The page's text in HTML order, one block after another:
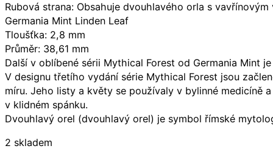
Rubová strana: Obsahuje dvouhlavého orla s vavřínovým
Germania Mint Linden Leaf
Tloušťka: 2,8 mm
Průměr: 38,61 mm
Další v oblíbené sérii Mythical Forest od Germania Mint
V designu třetího vydání série Mythical Forest jsou
míru. Jeho listy a květy se používaly v bylinné
v klidném spánku.
Dvouhlavý orel (dvouhlavý orel) je symbol římské
2 skladem